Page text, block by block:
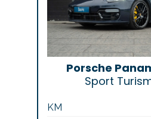
Porsche
Sport
KM